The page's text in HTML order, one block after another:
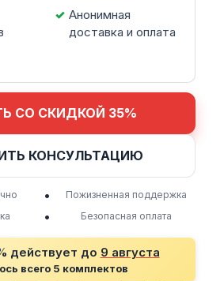
Анонимная
доставка и оплата
СО СКИДКОЙ 35%
КОНСУЛЬТАЦИЮ
•
Пожизненная поддержка
• Безопасная оплата
действует до 9 августа
всего 5 комплектов